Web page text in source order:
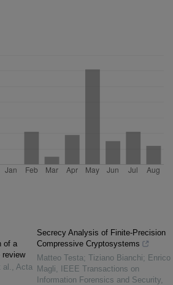
of a
review
Acta
Secrecy Analysis of Finite-Precision
Compressive Cryptosystems
Matteo Testa; Tiziano Bianchi; Enrico
Magli
IEEE Transactions on
Information Forensics and Security